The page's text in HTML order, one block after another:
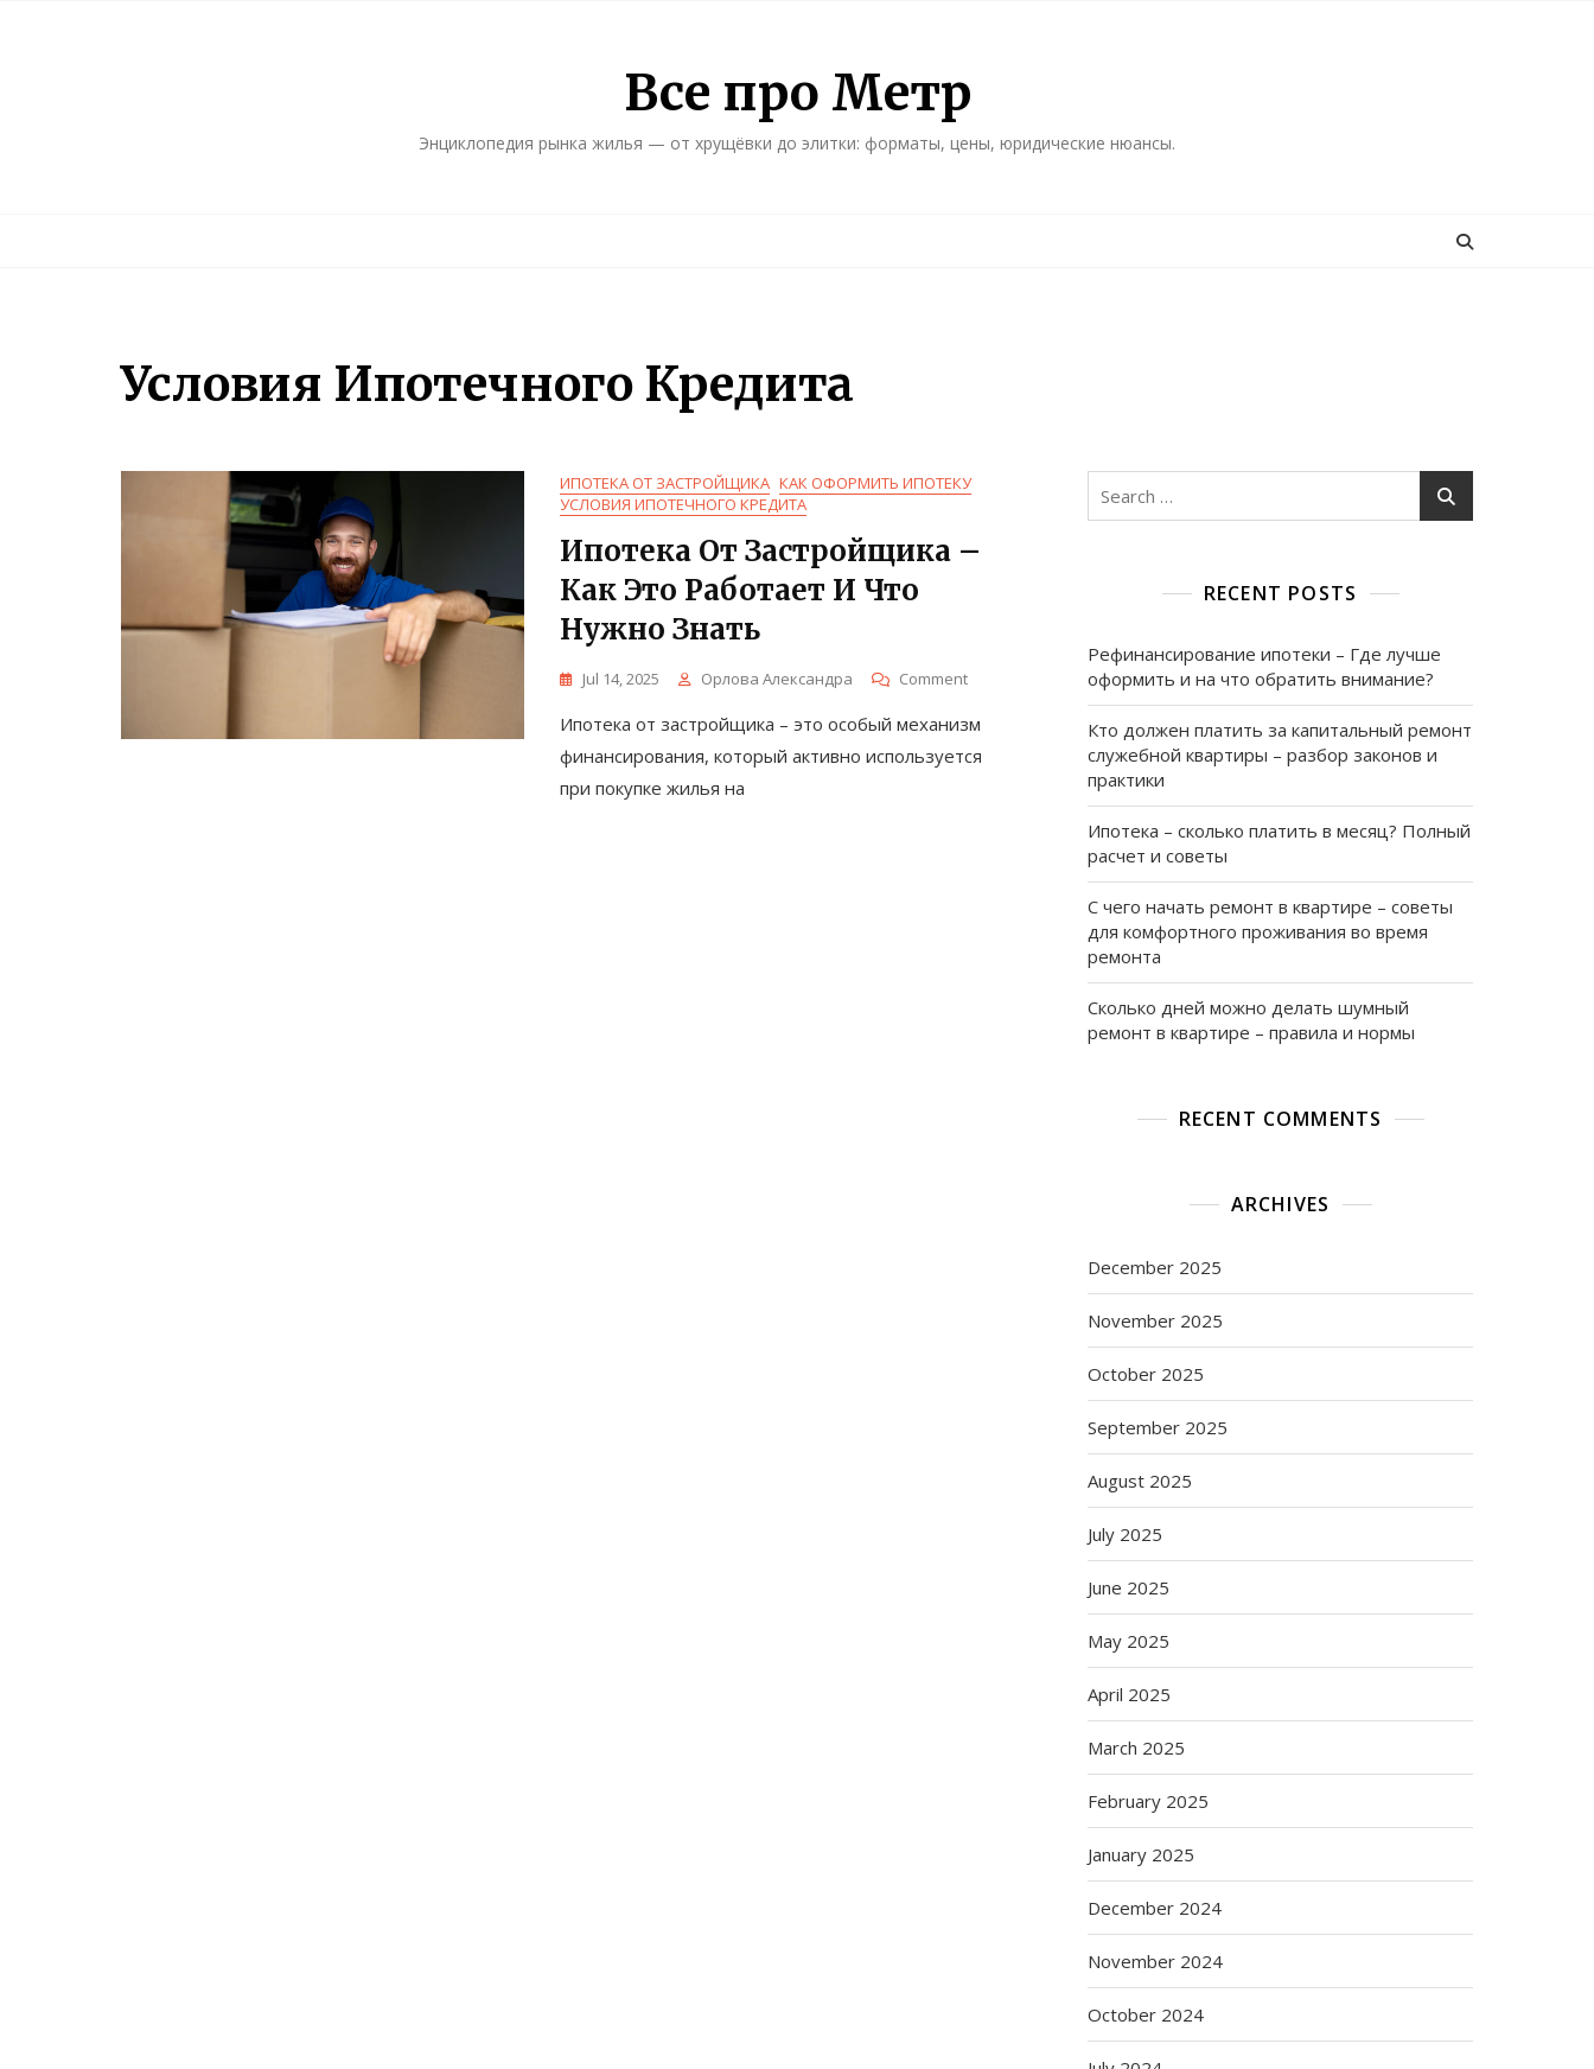
Все про Метр
Энциклопедия рынка жилья — от хрущёвки до элитки: форматы, цены, юридические нюансы.
Условия Ипотечного Кредита
ИПОТЕКА ОТ ЗАСТРОЙЩИКА КАК ОФОРМИТЬ ИПОТЕКУ
УСЛОВИЯ ИПОТЕЧНОГО КРЕДИТА
Ипотека От Застройщика –
Как Это Работает И Что
Нужно Знать
Jul 14, 2025 Орлова Александра CommentOn
От
Застройщика
Ипотека от застройщика – это особый механизм
финансирования, который активно используется
при покупке жилья на
Search
RECENT POSTS
Рефинансирование ипотеки – Где лучше
оформить и на что обратить внимание?
Кто должен платить за капитальный ремонт
служебной квартиры – разбор законов и
практики
Ипотека – сколько платить в месяц? Полный
расчет и советы
С чего начать ремонт в квартире – советы
для комфортного проживания во время
ремонта
Сколько дней можно делать шумный
ремонт в квартире – правила и нормы
RECENT COMMENTS
ARCHIVES
December 2025
November 2025
October 2025
September 2025
August 2025
July 2025
June 2025
May 2025
April 2025
March 2025
February 2025
January 2025
December 2024
November 2024
October 2024